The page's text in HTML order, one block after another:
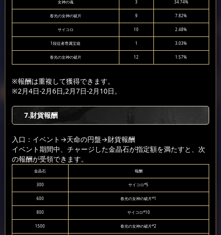
女神の魂 3 34.74%
春光の女神の破片 9 7.82%
サイコロ 10 2.48%
1段従者専属宝箱 1 3.03%
春光の女神の破片 12 1.57%
※報酬は重複して獲得できます。
※2月4日-2月6日,2月7日-2月10日。
7.財貨報酬
入口：イベント →天命の円盤→財貨報酬
イベント期間中、チャージした金晶石が指定額を満たすと、次
の報酬が受領できます。
金晶石 報酬
300 サイコロ*5
600 春光の女神の破片*1
800 サイコロ*10
1500 春光の女神の破片*2